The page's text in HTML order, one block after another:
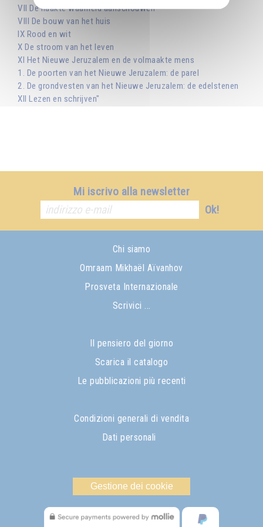
VII De naakte waarheid aanschouwen
VIII De bouw van het huis
IX Rood en wit
X De stroom van het leven
XI Het Nieuwe Jeruzalem en de volmaakte mens
1. De poorten van het Nieuwe Jeruzalem: de parel
2. De grondvesten van het Nieuwe Jeruzalem: de edelstenen
XII Lezen en schrijven"
Mi iscrivo alla newsletter
Ok!
Chi siamo
Omraam Mikhaël Aïvanhov
Prosveta Internazionale
Scrivici ...
Il pensiero del giorno
Scarica il catalogo
Le pubblicazioni più recenti
Condizioni generali di vendita
Dati personali
Gestione dei cookie